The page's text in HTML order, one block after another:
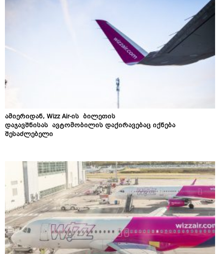
ამიერიდან, Wizz Air-ის ბილეთის
დაჯავშნისას ავტომობილის დაქირავებაც იქნება
შესაძლებელი